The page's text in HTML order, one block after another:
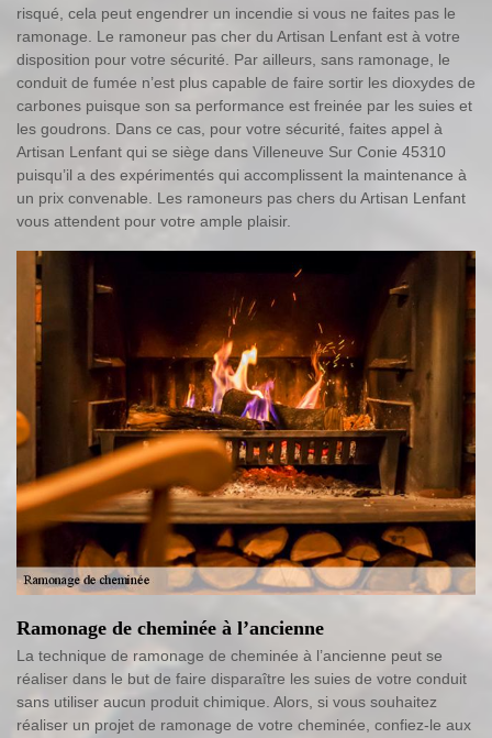
risqué, cela peut engendrer un incendie si vous ne faites pas le
ramonage. Le ramoneur pas cher du Artisan Lenfant est à votre
disposition pour votre sécurité. Par ailleurs, sans ramonage, le
conduit de fumée n’est plus capable de faire sortir les dioxydes de
carbones puisque son sa performance est freinée par les suies et
les goudrons. Dans ce cas, pour votre sécurité, faites appel à
Artisan Lenfant qui se siège dans Villeneuve Sur Conie 45310
puisqu’il a des expérimentés qui accomplissent la maintenance à
un prix convenable. Les ramoneurs pas chers du Artisan Lenfant
vous attendent pour votre ample plaisir.
Ramonage de cheminée à l’ancienne
La technique de ramonage de cheminée à l’ancienne peut se
réaliser dans le but de faire disparaître les suies de votre conduit
sans utiliser aucun produit chimique. Alors, si vous souhaitez
réaliser un projet de ramonage de votre cheminée, confiez-le aux